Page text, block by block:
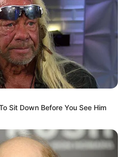
Sit Down Before You See Him